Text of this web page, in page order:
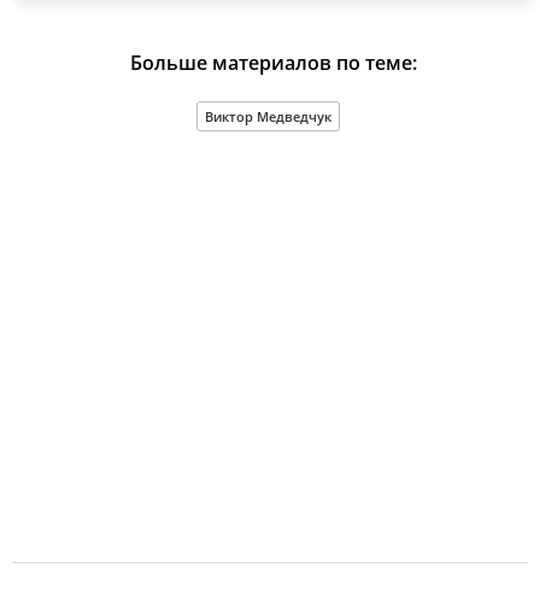
Больше материалов по теме:
Виктор Медведчук